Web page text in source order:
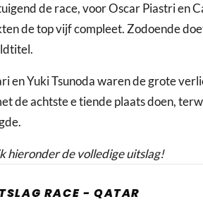
de race, voor Oscar Piastri en
de top vijf compleet. Zodoende
en Yuki Tsunoda waren de grote
de achtste e tiende plaats doen,
hieronder de volledige uitslag!
RACE - QATAR